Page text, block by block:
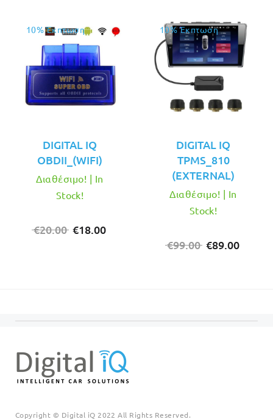
10% Έκπτωση
DIGITAL IQ
OBDII_(WIFI)
€20.00 Original
€18.00
Διαθέσιμο! | In
Stock!
10% Έκπτωση
DIGITAL IQ
TPMS_810
(EXTERNAL)
€99.00 Original
€89.00
Διαθέσιμο! | In
Stock!
Copyright © Digital iQ 2022 All Rights Reserved.